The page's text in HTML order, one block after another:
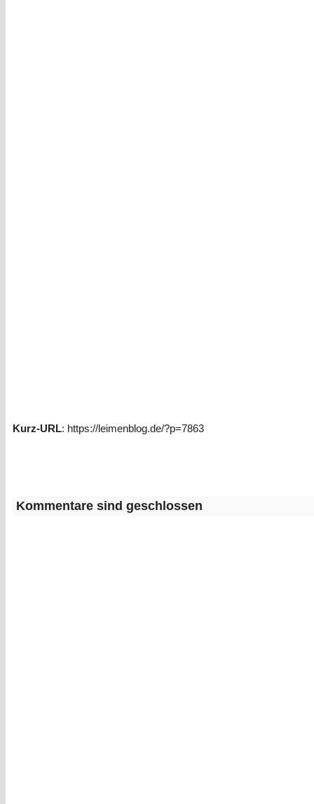
Kurz-URL: https://leimenblog.de/?p=7863
Kommentare sind geschlossen